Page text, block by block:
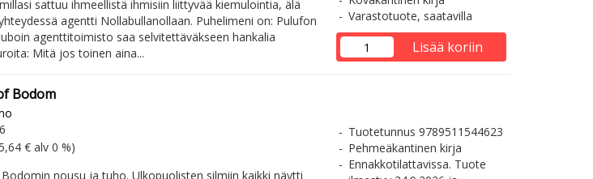
sattuu ihmeellistä ihmisiin liittyvää kiemulointia, älä
agentti Nollabullanollaan. Puhelimeni on: Pulufon
agenttitoimisto saa selvitettäväkseen hankalia
Mitä jos toinen aina...
Varastotuote, saatavilla
Lisää koriin
Bodom
hinta hinta
€ alv 0 %)
nousu ja tuho. Ulkopuolisten silmiin kaikki näytti
Tuotetunnus 9789511544623
Pehmeäkantinen kirja
Ennakkotilattavissa. Tuote